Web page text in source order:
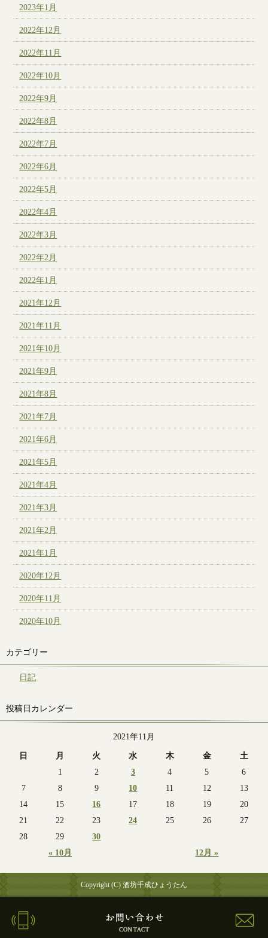
2023年1月
2022年12月
2022年11月
2022年10月
2022年9月
2022年8月
2022年7月
2022年6月
2022年5月
2022年4月
2022年3月
2022年2月
2022年1月
2021年12月
2021年11月
2021年10月
2021年9月
2021年8月
2021年7月
2021年6月
2021年5月
2021年4月
2021年3月
2021年2月
2021年1月
2020年12月
2020年11月
2020年10月
カテゴリー
日記
投稿日カレンダー
2021年11月
日 月 火 水 木 金 土
« 10月 12月 »
1 2 3 4 5
6
7
8 9 10 11 12
13
14
15 16 17 18 19
20
21
22 23 24 25 26
27
28
29 30
Copyright (C) 酒坊千成ひょうたん